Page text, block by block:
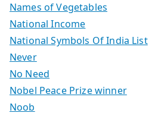
Names of Vegetables
National Income
National Symbols Of India List
Never
No Need
Nobel Peace Prize winner
Noob